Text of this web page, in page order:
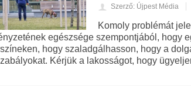
Szerző: Újpest Média
Komoly problémát
egészsége szempontjából, hogy
hogy szaladgálhasson, hogy a
Kérjük a lakosságot, hogy